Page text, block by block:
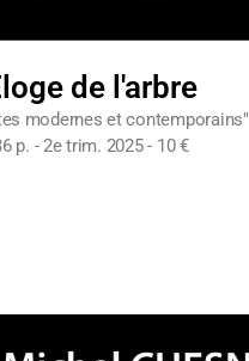
de l'arbre
modernes et contemporains"
p. - 2e trim. 2025 - 10 €